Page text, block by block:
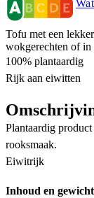
Tofu met een
wokgerechten of in
100% plantaardig
Rijk aan eiwitten
Plantaardig
rooksmaak.
Eiwitrijk
Inhoud en gewicht